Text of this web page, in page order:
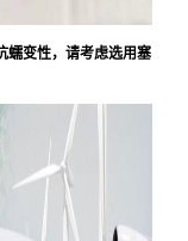
蠕变性，请考虑选用塞